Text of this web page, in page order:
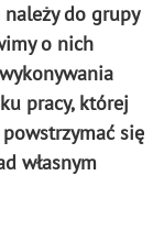
do grupy
o nich
pracy, której
się
własnym